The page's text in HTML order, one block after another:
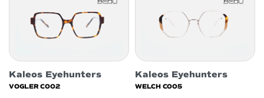
Kaleos Eyehunters
VOGLER C002
Kaleos Eyehunters
WELCH C005